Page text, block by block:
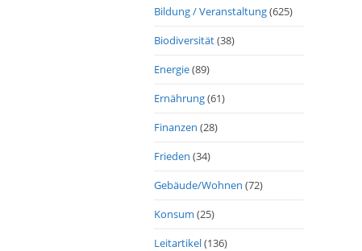
Bildung / Veranstaltung(625)
Biodiversität(38)
Energie(89)
Ernährung(61)
Finanzen (28)
Frieden (34)
Gebäude/Wohnen (72)
Konsum (25)
Leitartikel(136)